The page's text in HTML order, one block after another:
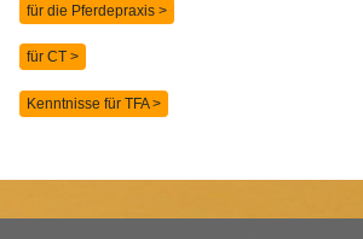
für die Pferdepraxis >
für CT >
Kenntnisse für TFA >